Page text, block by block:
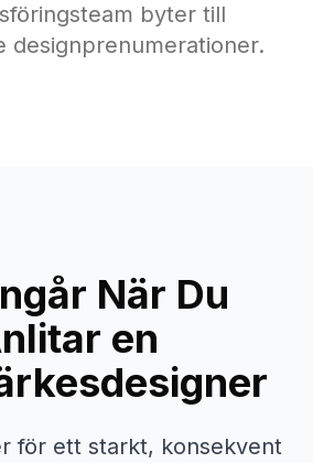
byter till
designprenumerationer.
När Du
en
för ett starkt, konsekvent